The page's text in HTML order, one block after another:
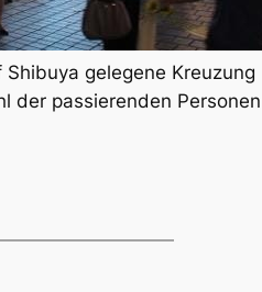
Shibuya gelegene
der passierenden